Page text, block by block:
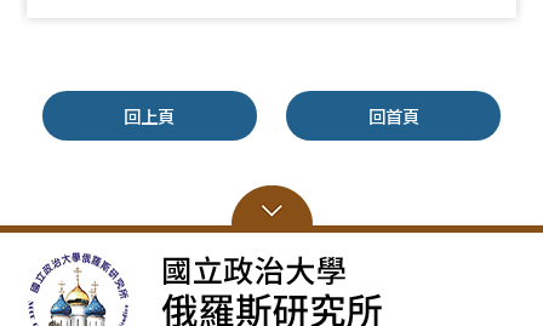
回上頁 回首頁